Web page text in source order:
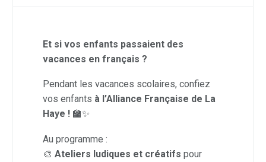
Et si vos enfants passaient des
vacances en français ?
Pendant les vacances scolaires, confiez
vos enfants à l’Alliance Française de La
Haye ! 🏫✨
Au programme :
🎨 Ateliers ludiques et créatifs pour